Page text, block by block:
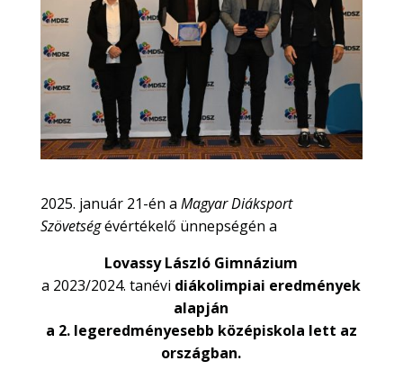
2025. január 21-én a Magyar Diáksport
Szövetségévértékelő ünnepségén a
Lovassy László Gimnázium
a 2023/2024. tanévi diákolimpiai eredmények
alapján
a 2. legeredményesebb középiskola lett az
országban.